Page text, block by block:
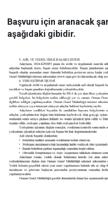
Başvuru için aranacak
aşağıdaki gibidir.